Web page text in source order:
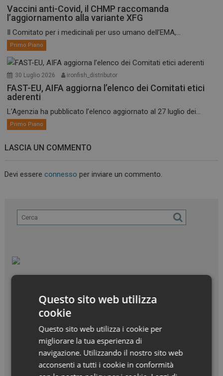
Vaccini anti-Covid, il CHMP raccomanda
l’aggiornamento alla variante XFG
Il Comitato per i medicinali per uso umano dell’EMA,...
Primo Piano
30 Luglio 2026 ironfish_distributor
FAST-EU, AIFA aggiorna l’elenco dei Comitati etici
aderenti
L’Agenzia ha pubblicato l’elenco aggiornato al 27 luglio dei...
Primo Piano
LASCIA UN COMMENTO
Devi essereconnesso per inviare un commento.
Questo sito web utilizza
cookie
Questo sito web utilizza i cookie per
migliorare la tua esperienza di
navigazione. Utilizzando il nostro sito web
acconsenti a tutti i cookie in conformità